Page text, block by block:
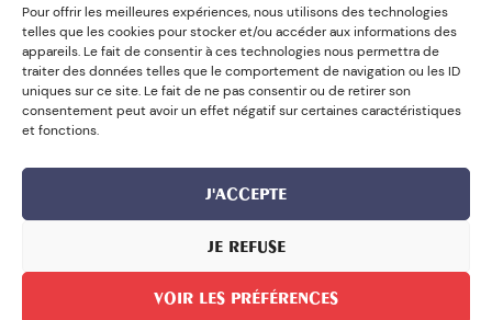
Pour offrir les meilleures expériences, nous utilisons des technologies
telles que les cookies pour stocker et/ou accéder aux informations des
appareils. Le fait de consentir à ces technologies nous permettra de
traiter des données telles que le comportement de navigation ou les ID
uniques sur ce site. Le fait de ne pas consentir ou de retirer son
consentement peut avoir un effet négatif sur certaines caractéristiques
et fonctions.
J'ACCEPTE
JE REFUSE
VOIR LES PRÉFÉRENCES
Politique de cookies (UE)
ÉPONGE OFFERTE DÈS 15€
© 2026 Bernard Forever
Réalisé par l'agence WooCommerce konfiture
FILTRER LES TATOUAGES